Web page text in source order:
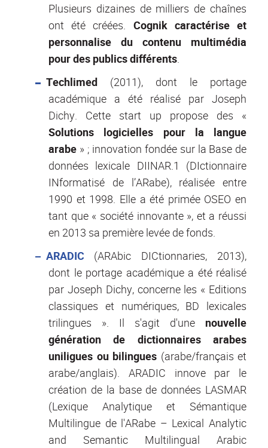
Plusieurs dizaines de milliers de chaînes
ont été créées. Cognik caractérise et
personnalise du contenu multimédia
pour des publics différents.
Techlimed(2011), dont le portage
académique a été réalisé par Joseph
Dichy. Cette start up propose des «
Solutions logicielles pour la langue
arabe » ; innovation fondée sur la Base de
données lexicale DIINAR.1 (DIctionnaire
INformatisé de l’ARabe), réalisée entre
1990 et 1998. Elle a été primée OSEO en
tant que « société innovante », et a réussi
en 2013 sa première levée de fonds.
ARADIC (ARAbic DICtionnaries, 2013),
dont le portage académique a été réalisé
par Joseph Dichy, concerne les « Editions
classiques et numériques, BD lexicales
trilingues ». Il s'agit d'une nouvelle
génération de dictionnaires arabes
uniligues ou bilingues (arabe/français et
arabe/anglais). ARADIC innove par le
création de la base de données LASMAR
(Lexique Analytique et Sémantique
Multilingue de l'ARabe – Lexical Analytic
and Semantic Multilingual Arabic